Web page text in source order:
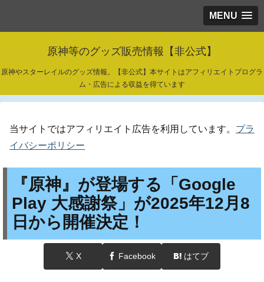
MENU
原神等のグッズ販売情報【非公式】
原神やスターレイルのグッズ情報。【非公式】本サイトはアフィリエイトプログラ
ム・広告による収益を得ています
当サイトではアフィリエイト広告を利用しています。 プラ
イバシーポリシー
『原神』が登場する「Google
Play 大感謝祭」が2025年12月8
日から開催決定！
X Facebook はてブ